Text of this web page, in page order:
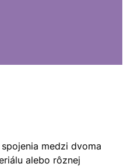
medzi dvoma
alebo rôznej